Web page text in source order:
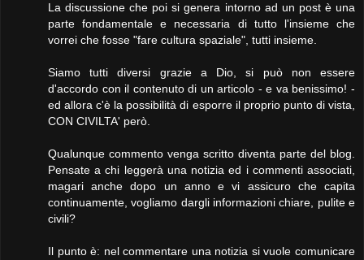
La discussione che poi si genera intorno ad un post è una
parte fondamentale e necessaria di tutto l'insieme che
vorrei che fosse "fare cultura spaziale", tutti insieme.
Siamo tutti diversi grazie a Dio, si può non essere
d'accordo con il contenuto di un articolo - e va benissimo! -
ed allora c'è la possibilità di esporre il proprio punto di vista,
CON CIVILTA' però.
Qualunque commento venga scritto diventa parte del blog.
Pensate a chi leggerà una notizia ed i commenti associati,
magari anche dopo un anno e vi assicuro che capita
continuamente, vogliamo dargli informazioni chiare, pulite e
civili?
Il punto è: nel commentare una notizia si vuole comunicare